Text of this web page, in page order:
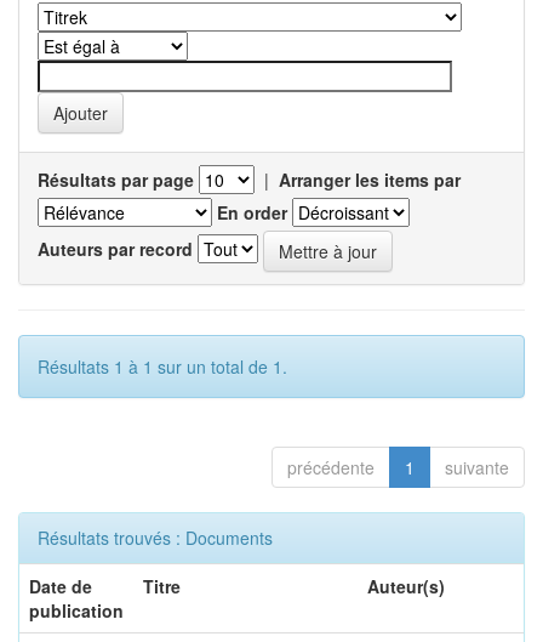
Résultats par page | Arranger les items par
En order
Auteurs par record
Résultats 1 à 1 sur un total de 1.
précédente 1 suivante
Résultats trouvés : Documents
Date de
publication
Titre Auteur(s)